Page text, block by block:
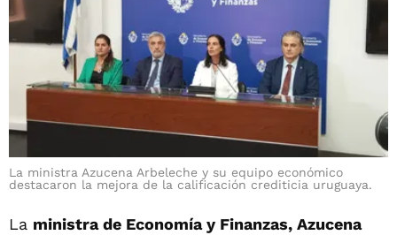
La ministra Azucena Arbeleche y su equipo económico
destacaron la mejora de la calificación crediticia uruguaya.
La ministra de Economía y Finanzas, Azucena